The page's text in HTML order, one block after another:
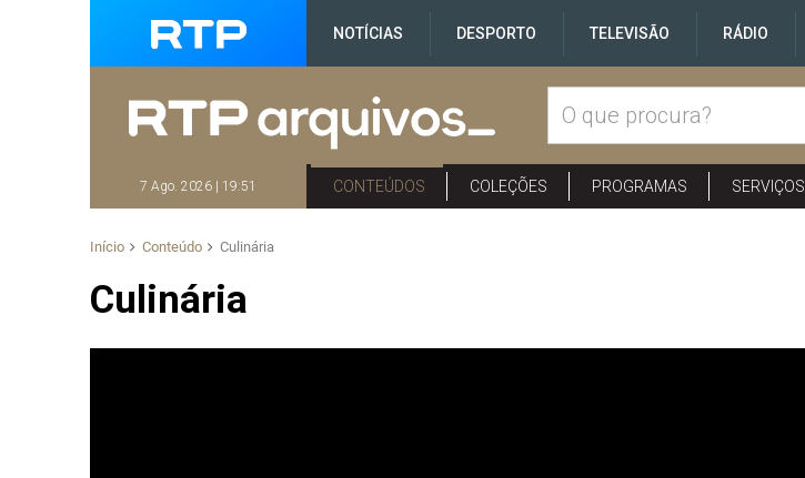
NOTÍCIAS DESPORTO TELEVISÃO RÁDIO
7 Ago. 2026 | 19:51 CONTEÚDOS COLEÇÕES PROGRAMAS SERVIÇOS
Início Conteúdo Culinária
Culinária